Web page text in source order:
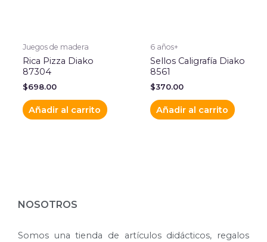
Juegos de madera
Rica Pizza Diako
87304
$698.00
Añadir al carrito
6 años+
Sellos Caligrafía Diako
8561
$370.00
Añadir al carrito
NOSOTROS
Somos una tienda de artículos didácticos, regalos